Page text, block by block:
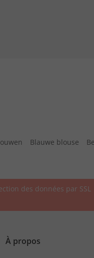
Blauwe blouse
des données par SSL
À propos